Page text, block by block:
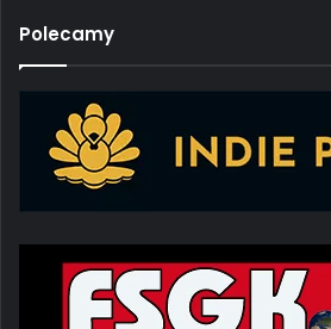
Polecamy